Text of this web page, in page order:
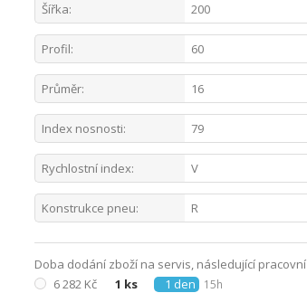
Šířka: 200
Profil: 60
Průměr: 16
Index nosnosti: 79
Rychlostní index: V
Konstrukce pneu: R
Doba dodání zboží na servis, následující
6 282 Kč
1 ks 1 den 15h